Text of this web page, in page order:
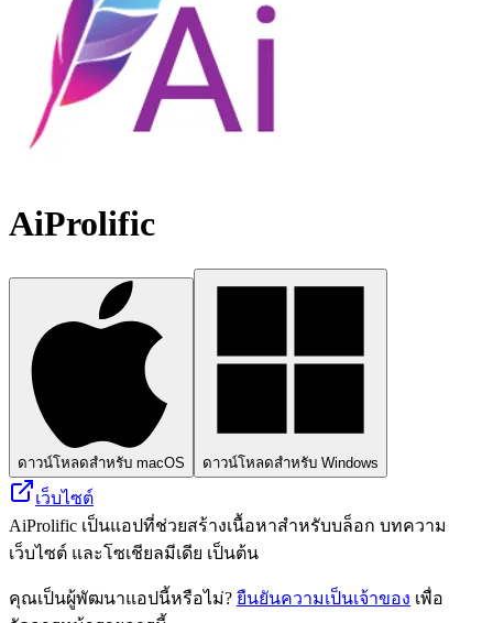
AiProlific
ดาวน์โหลดสำหรับ macOS ดาวน์โหลดสำหรับ Windows
เว็บไซต์
AiProlific เป็นแอปที่ช่วยสร้างเนื้อหาสำหรับบล็อก บทความ
เว็บไซต์ และโซเชียลมีเดีย เป็นต้น
คุณเป็นผู้พัฒนาแอปนี้หรือไม่? ยืนยันความเป็นเจ้าของ เพื่อ